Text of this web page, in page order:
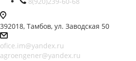
392018, Тамбов, ул. Заводская 50
ofice.im@yandex.ru
agroengener@yandex.ru